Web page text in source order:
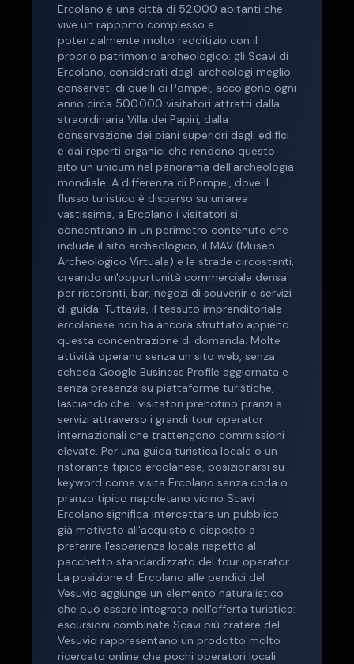
Ercolano è una città di 52.000 abitanti che
vive un rapporto complesso e
potenzialmente molto redditizio con il
proprio patrimonio archeologico: gli Scavi di
Ercolano, considerati dagli archeologi meglio
conservati di quelli di Pompei, accolgono ogni
anno circa 500.000 visitatori attratti dalla
straordinaria Villa dei Papiri, dalla
conservazione dei piani superiori degli edifici
e dai reperti organici che rendono questo
sito un unicum nel panorama dell'archeologia
mondiale. A differenza di Pompei, dove il
flusso turistico è disperso su un'area
vastissima, a Ercolano i visitatori si
concentrano in un perimetro contenuto che
include il sito archeologico, il MAV (Museo
Archeologico Virtuale) e le strade circostanti,
creando un'opportunità commerciale densa
per ristoranti, bar, negozi di souvenir e servizi
di guida. Tuttavia, il tessuto imprenditoriale
ercolanese non ha ancora sfruttato appieno
questa concentrazione di domanda. Molte
attività operano senza un sito web, senza
scheda Google Business Profile aggiornata e
senza presenza su piattaforme turistiche,
lasciando che i visitatori prenotino pranzi e
servizi attraverso i grandi tour operator
internazionali che trattengono commissioni
elevate. Per una guida turistica locale o un
ristorante tipico ercolanese, posizionarsi su
keyword come visita Ercolano senza coda o
pranzo tipico napoletano vicino Scavi
Ercolano significa intercettare un pubblico
già motivato all'acquisto e disposto a
preferire l'esperienza locale rispetto al
pacchetto standardizzato del tour operator.
La posizione di Ercolano alle pendici del
Vesuvio aggiunge un elemento naturalistico
che può essere integrato nell'offerta turistica:
escursioni combinate Scavi più cratere del
Vesuvio rappresentano un prodotto molto
ricercato online che pochi operatori locali